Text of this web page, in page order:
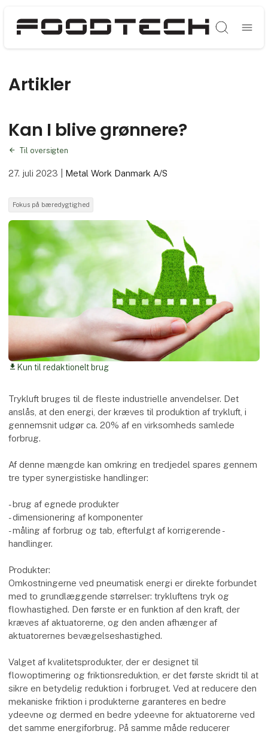
Søg
Artikler
Kan I blive grønnere?
Til oversigten
27. juli 2023 Metal Work Danmark A/S
Fokus på bæredygtighed
download Kun til redaktionelt brug
Trykluft bruges til de fleste industrielle anvendelser. Det
anslås, at den energi, der kræves til produktion af trykluft, i
gennemsnit udgør ca. 20% af en virksomheds samlede
forbrug.
Af denne mængde kan omkring en tredjedel spares gennem
tre typer synergistiske handlinger:
- brug af egnede produkter
- dimensionering af komponenter
- måling af forbrug og tab, efterfulgt af korrigerende -
handlinger.
Produkter:
Omkostningerne ved pneumatisk energi er direkte forbundet
med to grundlæggende størrelser: trykluftens tryk og
flowhastighed. Den første er en funktion af den kraft, der
kræves af aktuatorerne, og den anden afhænger af
aktuatorernes bevægelseshastighed.
Valget af kvalitetsprodukter, der er designet til
flowoptimering og friktionsreduktion, er det første skridt til at
sikre en betydelig reduktion i forbruget. Ved at reducere den
mekaniske friktion i produkterne garanteres en bedre
ydeevne og dermed en bedre ydeevne for aktuatorerne ved
det samme energiforbrug. På samme måde reducerer